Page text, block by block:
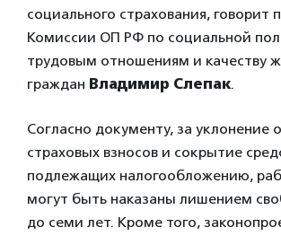
социального страхования, говорит
Комиссии ОП РФ по социальной
трудовым отношениям и качеству
граждан Владимир Слепак.
Согласно документу, за уклонение
страховых взносов и сокрытие
подлежащих налогообложению,
могут быть наказаны лишением
до семи лет. Кроме того,